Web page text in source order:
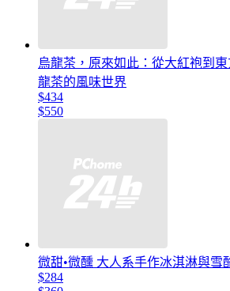
烏龍茶，原來如此：從大紅袍到
龍茶的風味世界
$434
$550
微甜•微醺 大人系手作冰淇淋與雪
$284